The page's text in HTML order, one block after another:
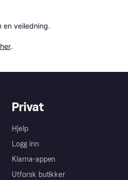
en veiledning.
.
Privat
Hjelp
Logg inn
Klarna-appen
Utforsk butikker